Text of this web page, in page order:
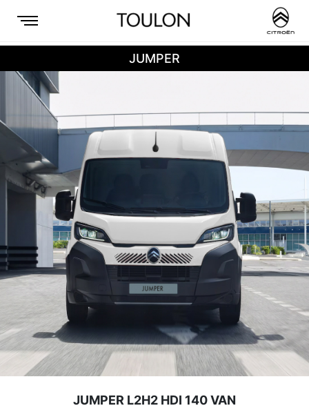
JUMPER
JUMPER L2H2 HDI 140 VAN